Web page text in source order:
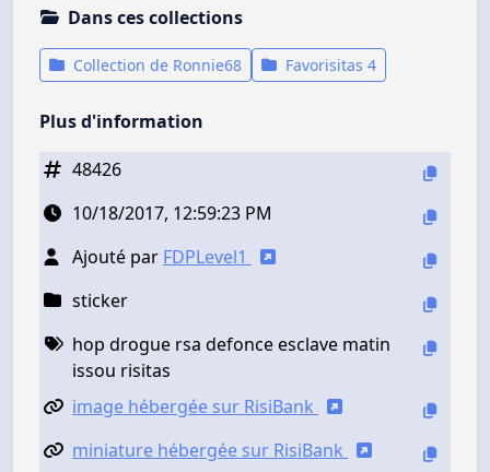
Dans ces collections
Collection de Ronnie68 Favorisitas 4
Plus d'information
48426
10/18/2017, 12:59:23 PM
Ajouté par FDPLevel1
sticker
hop drogue rsa defonce esclave matin
issou risitas
image hébergée sur RisiBank
miniature hébergée sur RisiBank